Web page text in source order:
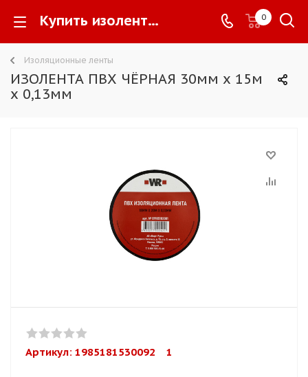
Купить изоленту Wurth (Вюрт) по доступной ценена сайте официального производителя АО «Вюрт-Русь» - 0
Изоляционные ленты
ИЗОЛЕНТА ПВХ ЧЁРНАЯ 30мм х 15м
х 0,13мм
Артикул: 1985181530092    1